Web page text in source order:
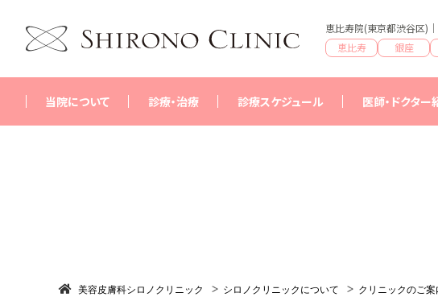
恵比寿院(東京都渋谷区)
恵比寿
銀座
当院について 診療・治療 診療スケジュール 医師・ドクター
美容皮膚科シロノクリニック シロノクリニックについて クリニックのご案